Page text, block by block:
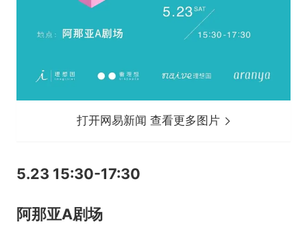
打开网易新闻 查看更多图片
5.23 15:30-17:30
阿那亚A剧场